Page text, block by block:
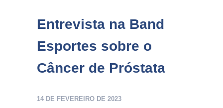
Entrevista na Band
Esportes sobre o
Câncer de Próstata
14 DE FEVEREIRO DE 2023